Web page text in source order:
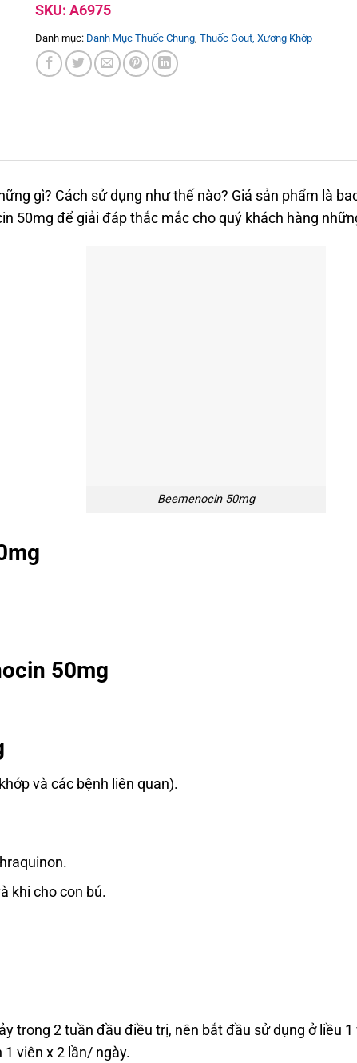
SKU: A6975
Danh mục: Danh Mục Thuốc Chung, Thuốc Gout, Xương Khớp
gì? Cách sử dụng như thế nào? Giá sản phẩm là
50mg để giải đáp thắc mắc cho quý khách hàng
Beemenocin 50mg
50mg
và các bệnh liên quan).
khi cho con bú.
trong 2 tuần đầu điều trị, nên bắt đầu sử dụng ở liều
viên x 2 lần/ ngày.